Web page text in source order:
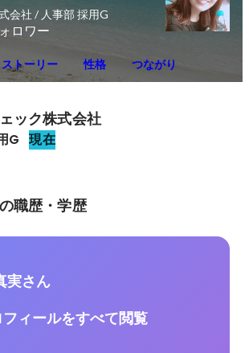
会社 / 人事部 採用G
ロワー
ストーリー 性格 つながり
ック株式会社
G 現在
職歴・学歴
実さん
ィールをすべて閲覧